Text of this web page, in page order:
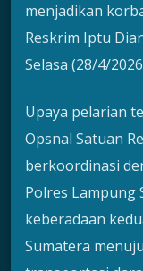
menjadikan
Reskrim Iptu
Selasa (28/4/
Upaya pelarian
Opsnal Satuan
berkoordinasi
Polres Lampung
keberadaan
Sumatera